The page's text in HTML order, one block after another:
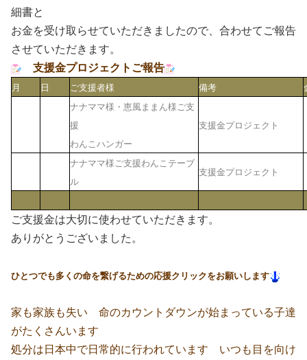
細書と
お金を受け取らせていただきましたので、合わせてご報告
させていただきます。
支援金プロジェクトご報告
月 日 ご支援者様 備考
ナナママ様・恵風ままん様ご支
援
わんこハンガー
支援金プロジェクト
ナナママ様ご支援わんこテーブ
ル
支援金プロジェクト
ご支援金は大切に使わせていただきます。
ありがとうございました。
ひとつでも多くの命を繋げるための応援クリックをお願いします
家も家族も失い 命のカウントダウンが始まっている子達
がたくさんいます
処分は日本中で日常的に行われています いつも目を向け